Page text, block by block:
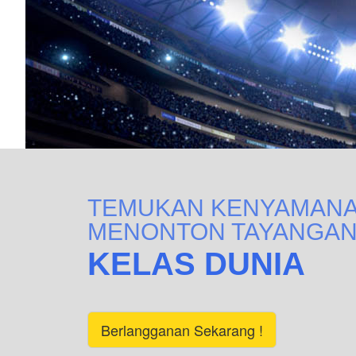
TEMUKAN
MENONTON
KELAS DUNIA
Berlangganan Sekarang !